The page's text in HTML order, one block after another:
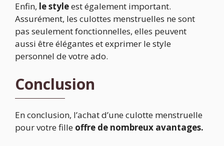
Enfin, le styleest également important.
Assurément, les culottes menstruelles ne sont
pas seulement fonctionnelles, elles peuvent
aussi être élégantes et exprimer le style
personnel de votre ado.
Conclusion
En conclusion, l’achat d’une culotte menstruelle
pour votre fille offre de nombreux avantages.